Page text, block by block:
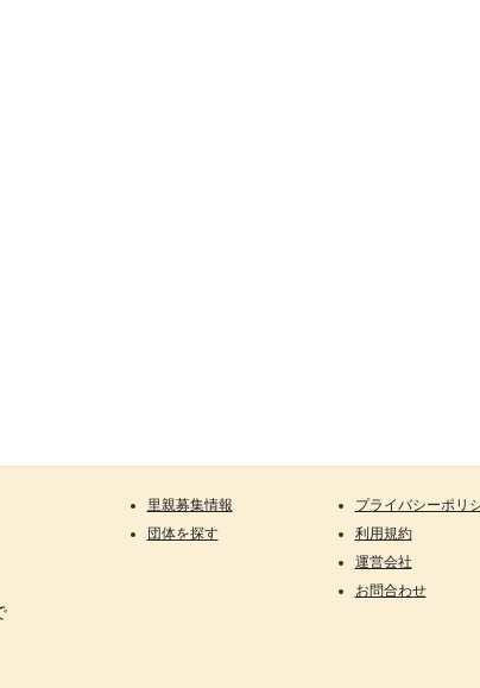
里親募集情報
団体を探す
プライバシーポリ
利用規約
運営会社
お問合わせ